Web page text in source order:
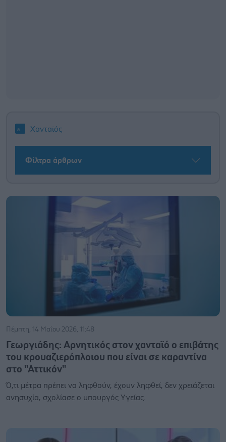
Χανταϊός
Φίλτρα άρθρων
Πέμπτη, 14 Μαΐου 2026, 11:48
Γεωργιάδης: Αρνητικός στον χανταϊό ο επιβάτης
του κρουαζιερόπλοιου που είναι σε καραντίνα
στο "Αττικόν"
Ό,τι μέτρα πρέπει να ληφθούν, έχουν ληφθεί, δεν χρειάζεται
ανησυχία, σχολίασε ο υπουργός Υγείας.